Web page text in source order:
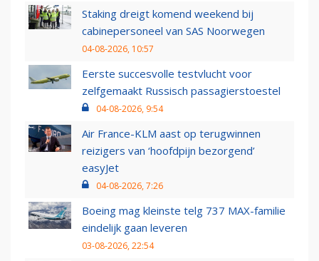
Staking dreigt komend weekend bij
cabinepersoneel van SAS Noorwegen
04-08-2026, 10:57
Eerste succesvolle testvlucht voor
zelfgemaakt Russisch passagierstoestel
04-08-2026, 9:54
Air France-KLM aast op terugwinnen
reizigers van ‘hoofdpijn bezorgend’
easyJet
04-08-2026, 7:26
Boeing mag kleinste telg 737 MAX-familie
eindelijk gaan leveren
03-08-2026, 22:54